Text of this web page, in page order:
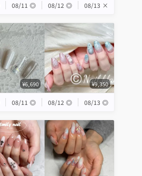
08/11 ◎ 08/12 ◎ 08/13 ×
¥6,690 ¥9,350
08/11 ◎ 08/12 ◎ 08/13 ◎